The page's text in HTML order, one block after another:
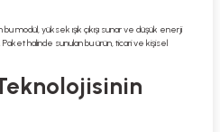
bu modül, yüksek ışık çıkışı sunar ve düşük enerji
halinde sunulan bu ürün, ticari ve kişisel